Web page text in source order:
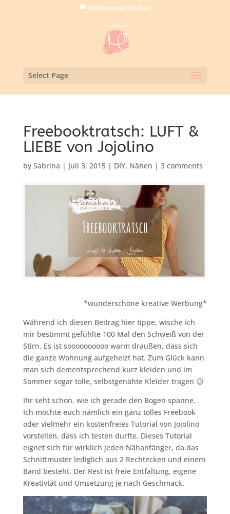
info@mamahoch2.de
Select Page
Freebooktratsch: LUFT &
LIEBE von Jojolino
by Sabrina | Juli 3, 2015| DIY, Nähen | 3 comments
*wunderschöne kreative Werbung*
Während ich diesen Beitrag hier tippe, wische ich
mir bestimmt gefühlte 100 Mal den Schweiß von der
Stirn. Es ist soooooooooo warm draußen, dass sich
die ganze Wohnung aufgeheizt hat. Zum Glück kann
man sich dementsprechend kurz kleiden und im
Sommer sogar tolle, selbstgenähte Kleider tragen 😉
Ihr seht schon, wie ich gerade den Bogen spanne.
Ich möchte euch nämlich ein ganz tolles Freebook
oder vielmehr ein kostenfreies Tutorial von Jojolino
vorstellen, dass ich testen durfte. Dieses Tutorial
eignet sich für wirklich jeden Nähanfänger, da das
Schnittmuster lediglich aus 2 Rechtecken und einem
Band besteht. Der Rest ist freie Entfaltung, eigene
Kreativtät und Umsetzung je nach Geschmack.